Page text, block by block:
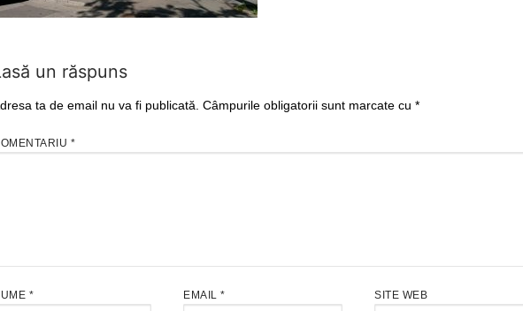
un răspuns
ta de email nu va fi publicată. Câmpurile obligatorii sunt marcate cu *
*
* EMAIL * SITE WEB